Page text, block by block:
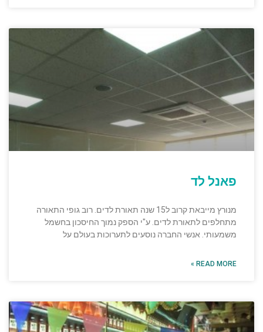
פאנל לד
מנורץ מייבאת קרוב ל15 שנה תאורת לדים. רוב גופי התאורה
מתחלפים לתאורת לדים. ע"י הספק נמוך החיסכון בחשמל
משמעותי. אנשי החברה נוסעים לתערוכות בעולם על
READ MORE »